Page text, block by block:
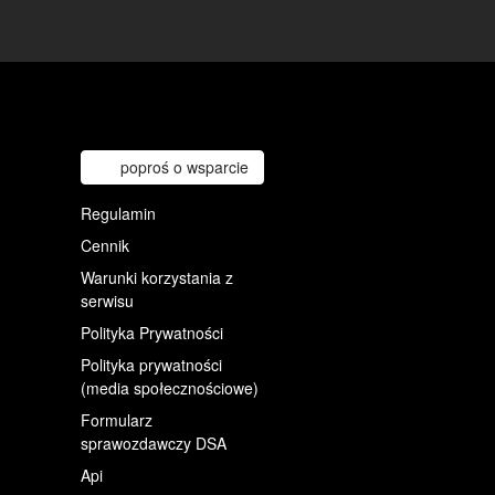
poproś o wsparcie
Regulamin
Cennik
Warunki korzystania z
serwisu
Polityka Prywatności
Polityka prywatności
(media społecznościowe)
Formularz
sprawozdawczy DSA
Api